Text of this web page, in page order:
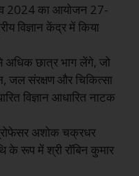
2024 का आयोजन 27-
विज्ञान केंद्र में किया
छात्र भाग लेंगे, जो
जल संरक्षण और चिकित्सा
विज्ञान आधारित नाटक
अशोक चक्रधर
रूप में श्री रॉबिन कुमार